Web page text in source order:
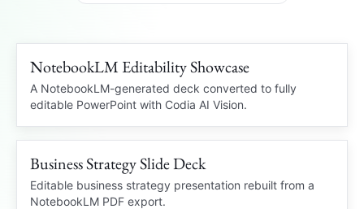
NOTEBOOKLM PDF
Locked PDF
Editable PowerPoint
NotebookLM Editability Showcase
A NotebookLM-generated deck converted to fully
editable PowerPoint with Codia AI Vision.
STRATEGY DECK
Market insight
Business Strategy Slide Deck
Editable business strategy presentation rebuilt from a
NotebookLM PDF export.